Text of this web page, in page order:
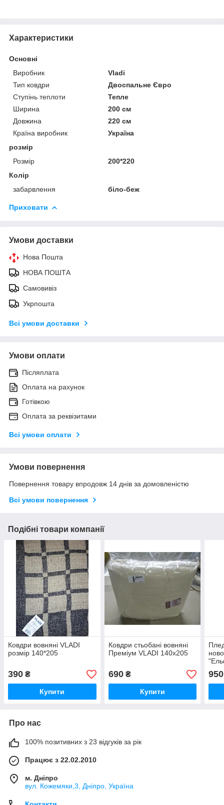
Характеристики
Основні
Виробник
Vladi
Тип ковдри
Двоспальне Євро
Ступінь теплоти
Тепле
Ширина
200 см
Довжина
220 см
Країна виробник
Україна
розмір
Розмір
200*220
Колір
забарвлення
бiло-беж
Приховати
Умови доставки
Нова Пошта
НОВА ПОШТА
Самовивіз
Укрпошта
Всі умови доставки
Умови оплати
Післяплата
Оплата на рахунок
Готівкою
Оплата за реквізитами
Всі умови оплати
Умови повернення
Повернення товару впродовж 14 днів за домовленістю
Всі умови повернення
Подібні товари компанії
Ковдри вовняні VLADI
розмір 140*205
390 ₴
Купити
Ковдри стьобані вовняні
Преміум VLADI 140х205
690₴
Купити
біл-
950
Про нас
100% позитивних з 23 відгуків за рік
Працює з 22.02.2010
м. Дніпро
вул. Кожемяки,3, Дніпро, Україна